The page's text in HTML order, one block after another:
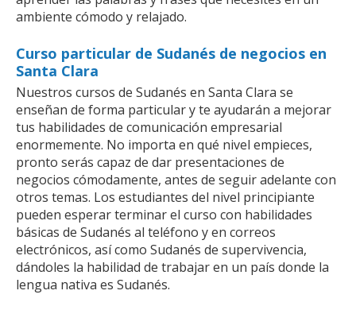
ambiente cómodo y relajado.
Curso particular de Sudanés de negocios en
Santa Clara
Nuestros cursos de Sudanés en Santa Clara se
enseñan de forma particular y te ayudarán a mejorar
tus habilidades de comunicación empresarial
enormemente. No importa en qué nivel empieces,
pronto serás capaz de dar presentaciones de
negocios cómodamente, antes de seguir adelante con
otros temas. Los estudiantes del nivel principiante
pueden esperar terminar el curso con habilidades
básicas de Sudanés al teléfono y en correos
electrónicos, así como Sudanés de supervivencia,
dándoles la habilidad de trabajar en un país donde la
lengua nativa es Sudanés.